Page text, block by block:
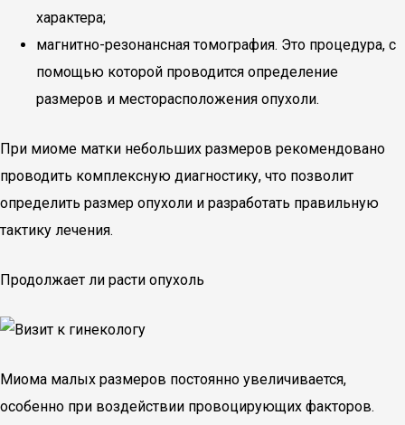
характера;
магнитно-резонансная томография. Это процедура, с
помощью которой проводится определение
размеров и месторасположения опухоли.
При миоме матки небольших размеров рекомендовано
проводить комплексную диагностику, что позволит
определить размер опухоли и разработать правильную
тактику лечения.
Продолжает ли расти опухоль
Миома малых размеров постоянно увеличивается,
особенно при воздействии провоцирующих факторов.